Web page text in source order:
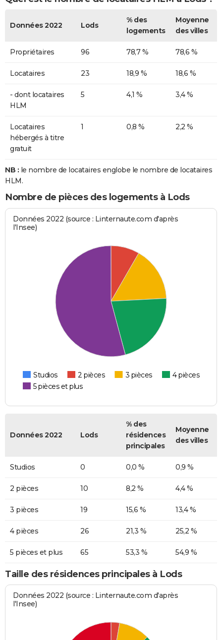
Données 2022 Lods
% des
logements
Moyenne
des villes
Propriétaires 96 78,7 % 78,6 %
Locataires 23 18,9 % 18,6 %
- dont locataires
HLM
5 4,1 % 3,4 %
Locataires
hébergés à titre
gratuit
1 0,8 % 2,2 %
NB : le nombre de locataires englobe le nombre de locataires
HLM.
Nombre de pièces des logements à Lods
Données 2022 (source : Linternaute.com d'après
l'Insee)
Studios 2 pièces 3 pièces
4 pièces
5 pièces et plus
Données 2022 Lods
% des
résidences
principales
Moyenne
des villes
Studios 0 0,0 % 0,9 %
2 pièces 10 8,2 % 4,4 %
3 pièces 19 15,6 % 13,4 %
4 pièces 26 21,3 % 25,2 %
5 pièces et plus 65 53,3 % 54,9 %
Taille des résidences principales à Lods
Données 2022 (source : Linternaute.com d'après
l'Insee)